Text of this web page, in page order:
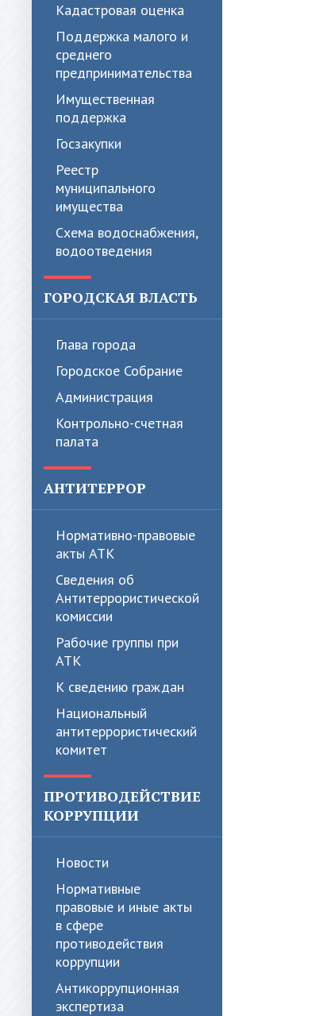
Кадастровая оценка
Поддержка малого и
среднего
предпринимательства
Имущественная
поддержка
Госзакупки
Реестр
муниципального
имущества
Схема водоснабжения,
водоотведения
ГОРОДСКАЯ ВЛАСТЬ
Глава города
Городское Собрание
Администрация
Контрольно-счетная
палата
АНТИТЕРРОР
Нормативно-правовые
акты АТК
Сведения об
Антитеррористической
комиссии
Рабочие группы при
АТК
К сведению граждан
Национальный
антитеррористический
комитет
ПРОТИВОДЕЙСТВИЕ
КОРРУПЦИИ
Новости
Нормативные
правовые и иные акты
в сфере
противодействия
коррупции
Антикоррупционная
экспертиза